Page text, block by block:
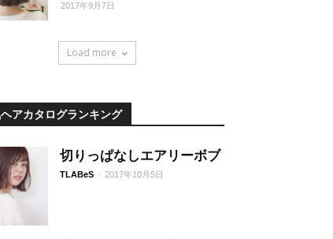
2017年9月7日
Load more
ヘアカタログランキング
切りっぱなしエアリーボブ
TLABeS - 2017年10月5日